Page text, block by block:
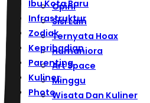
Ibu Kota Baru
Infrastruktur
Zodiak
Kepribadian
Parenting
Kuliner
Photo
Opini
Sisi Lain
Ternyata Hoax
Humaniora
Art Space
Minggu
Wisata Dan Kuliner